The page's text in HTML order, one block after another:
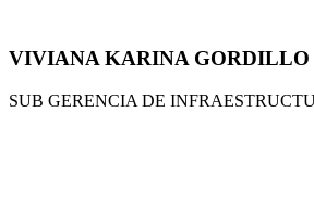
VIVIANA KARINA
SUB GERENCIA DE